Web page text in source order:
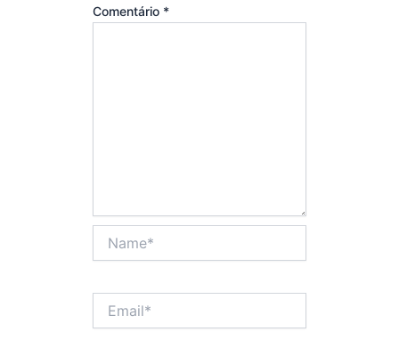
Comentário *